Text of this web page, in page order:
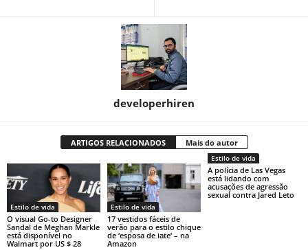
developerhiren
ARTIGOS RELACIONADOS Mais do autor
Estilo de vida
O visual Go-to Designer
Sandal de Meghan Markle
está disponível no
Walmart por US $ 28
Estilo de vida
17 vestidos fáceis de
verão para o estilo chique
de ‘esposa de iate’ – na
Amazon
Estilo de vida
A polícia de Las Vegas
está lidando com
acusações de agressão
sexual contra Jared Leto